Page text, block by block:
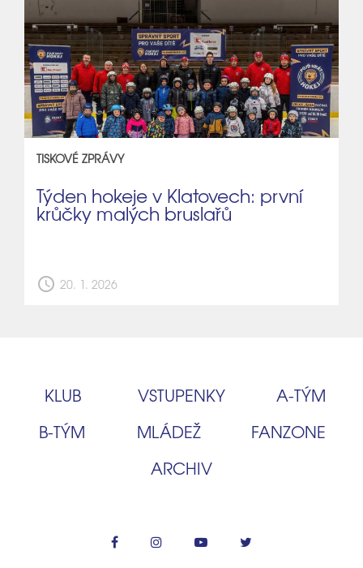
TISKOVÉ ZPRÁVY
Týden hokeje v Klatovech: první
krůčky malých bruslařů
schedule 20. 1. 2026
KLUB VSTUPENKY
A‑TÝM
B‑TÝM
MLÁDEŽ
FANZONE
ARCHIV